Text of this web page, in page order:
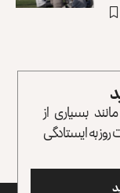
بسیاری از
به ایستادگی